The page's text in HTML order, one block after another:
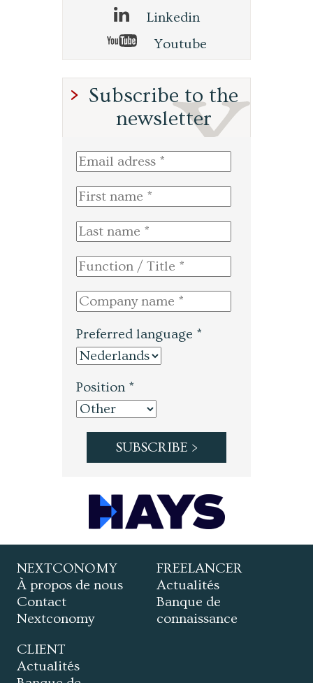
Linkedin
Youtube
Subscribe to the
newsletter
Preferred language *
Position *
NEXTCONOMY
À propos de nous
Contact
Nextconomy
FREELANCER
Actualités
Banque de
connaissance
CLIENT
Actualités